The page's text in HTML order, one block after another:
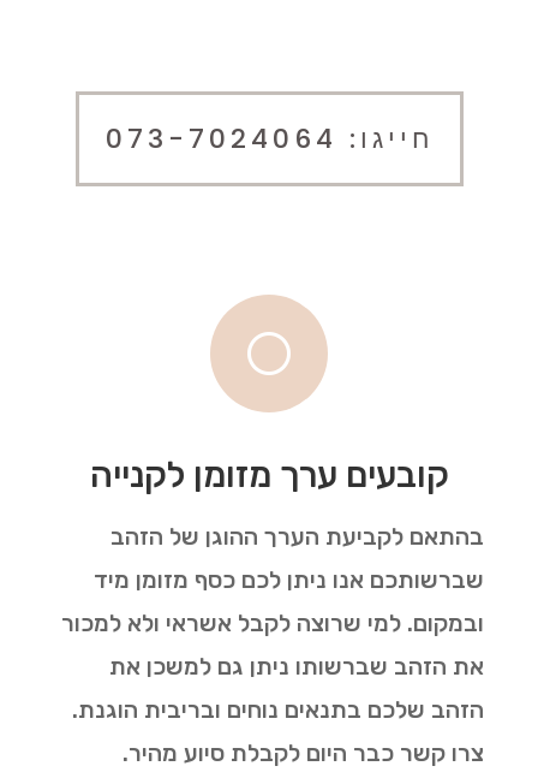
חייגו: 073-7024064
[
קובעים ערך מזומן לקנייה
בהתאם לקביעת הערך ההוגן של הזהב
שברשותכם אנו ניתן לכם כסף מזומן מיד
ובמקום. למי שרוצה לקבל אשראי ולא למכור
את הזהב שברשותו ניתן גם למשכן את
הזהב שלכם בתנאים נוחים ובריבית הוגנת.
צרו קשר כבר היום לקבלת סיוע מהיר.